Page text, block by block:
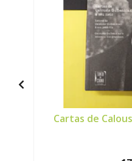
Cartas de